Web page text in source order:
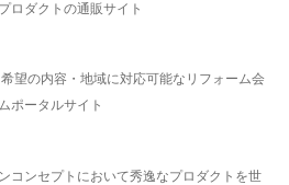
ロダクトの通販サイト
望の内容・地域に対応可能なリフォーム会
ポータルサイト
コンセプトにおいて秀逸なプロダクトを世